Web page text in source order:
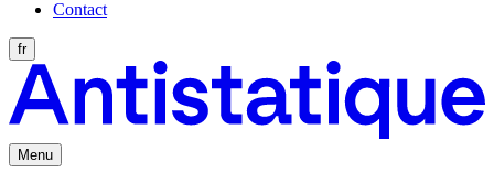
Contact
fr
Menu